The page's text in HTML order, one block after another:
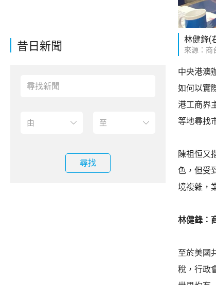
昔日新聞
尋找
林健鋒(
來源：商
中央港澳
如何以實
港工商界
等地尋找
陳祖恒又
色，但受
境複雜，
林健鋒︰
至於美國
稅，行政